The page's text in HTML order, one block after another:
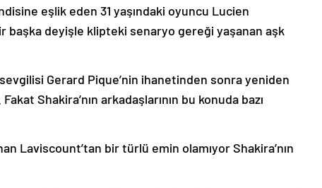
eşlik eden 31 yaşındaki oyuncu Lucien
başka deyişle klipteki senaryo gereği yaşanan aşk
sevgilisi Gerard Pique’nin ihanetinden sonra yeniden
Shakira’nın arkadaşlarının bu konuda bazı
Laviscount’tan bir türlü emin olamıyor Shakira’nın